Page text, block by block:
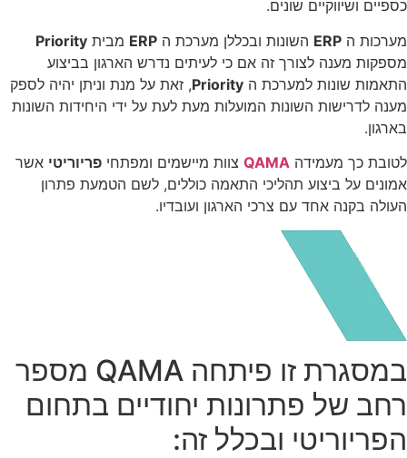
כספיים ושיווקיים שונים.
מערכות ה ERP השונות ובכללן מערכת ה ERP מבית Priority
מספקות מענה לצורך זה אם כי לעיתים נדרש הארגון בביצוע
התאמות שונות למערכת ה Priority, זאת על מנת וניתן יהיה לספק
מענה לדרישות השונות המועלות מעת לעת על ידי היחידות השונות
בארגון.
לטובת כך מעמידה QAMA צוות מיישמים ומפתחי פריוריטי אשר
אמונים על ביצוע תהליכי התאמה כוללים, לשם הטמעת פתרון
העולה בקנה אחד עם צרכי הארגון ועובדיו.
במסגרת זו פיתחה QAMA מספר
רחב של פתרונות יחודיים בתחום
הפריוריטי ובכלל זה: